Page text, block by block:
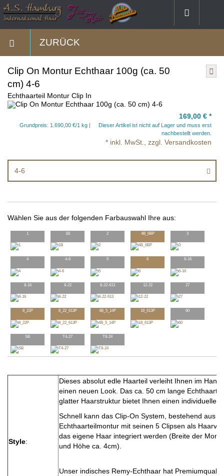
ZURÜCK
Clip On Montur Echthaar 100g (ca. 50
cm) 4-6
Echthaarteil Montur Clip In
169,00 € *
Grundpreis: 1.690,00 €/1 kg
Dieser Artikel ist nicht auf Lager und muss erst
nachbestellt werden.
* inkl. MwSt., zzgl. Versandkosten
4-6
Wählen Sie aus der folgenden Farbauswahl Ihre aus:
1 1B 2 4B_6BP 3
4 4-6 5 6 6-16
8-16 8-22 8-22-613 12-22 27
8_22P 8_22_613P 4B_5_14P 18_613P 60
SB T4-27 T8-24
Style:
Dieses absolut edle Haarteil verleiht Ihnen im
einen neuen Look. Das ca. 50 cm lange
glatter Haarstruktur bietet Ihnen einen individuellen
Schnell kann das Clip-On System, bestehend aus
Echthaarteilmontur mit seinen 5 Clipsen als
das eigene Haar integriert werden (Breite der
und Höhe ca. 4cm).
Unser indisches Remy-Echthaar hat